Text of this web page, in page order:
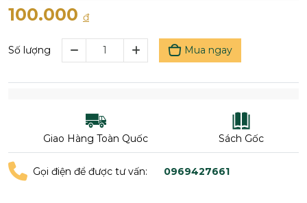
100.000 đ
Số lượng Mua ngay
Giao Hàng Toàn Quốc Sách Gốc
Gọi điện để được tư vấn: 0969427661